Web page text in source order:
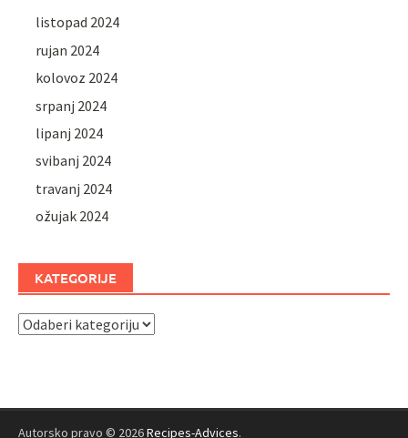
listopad 2024
rujan 2024
kolovoz 2024
srpanj 2024
lipanj 2024
svibanj 2024
travanj 2024
ožujak 2024
KATEGORIJE
Kategorije
Autorsko pravo © 2026Recipes-Advices.